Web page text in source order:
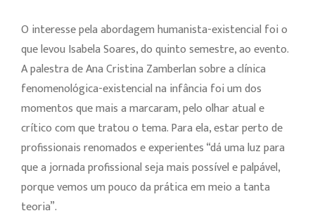
O interesse pela abordagem humanista-existencial foi o
que levou Isabela Soares, do quinto semestre, ao evento.
A palestra de Ana Cristina Zamberlan sobre a clínica
fenomenológica-existencial na infância foi um dos
momentos que mais a marcaram, pelo olhar atual e
crítico com que tratou o tema. Para ela, estar perto de
profissionais renomados e experientes “dá uma luz para
que a jornada profissional seja mais possível e palpável,
porque vemos um pouco da prática em meio a tanta
teoria”.